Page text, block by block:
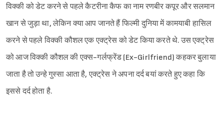
विक्की को डेट करने से पहले कैटरीना कैफ का नाम रणबीर कपूर और सलमान
खान से जुड़ा था, लेकिन क्या आप जानते हैं फिल्मी दुनिया में कामयाबी हासिल
करने से पहले विक्की कौशल एक एक्ट्रेस को डेट किया करते थे. उस एक्ट्रेस
को आज विक्की कौशल की एक्स-गर्लफ्रेंड (Ex-Girlfriend) कहकर बुलाया
जाता है तो उन्हे गुस्सा आता है, एक्ट्रेस ने अपना दर्द बयां करते हुए कहा कि
इससे दर्द होता है.